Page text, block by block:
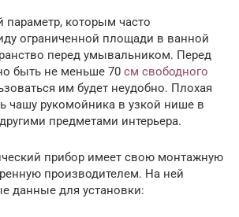
которым часто
ограниченной площади в ванной
перед умывальником. Перед
быть не меньше 70 см свободного
им будет неудобно. Плохая
чашу рукомойника в узкой нише в
предметами интерьера.
прибор имеет свою монтажную
производителем. На ней
данные для установки: